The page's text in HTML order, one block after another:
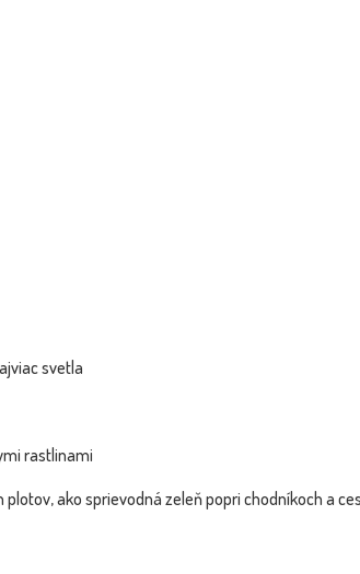
svetla
rastlinami
ako sprievodná zeleň popri chodníkoch a